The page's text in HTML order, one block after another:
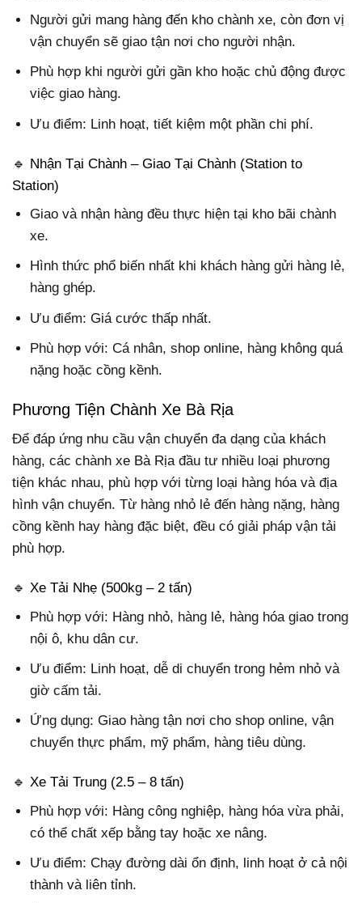
Người gửi mang hàng đến kho chành xe, còn đơn vị
vận chuyển sẽ giao tận nơi cho người nhận.
Phù hợp khi người gửi gần kho hoặc chủ động được
việc giao hàng.
Ưu điểm: Linh hoạt, tiết kiệm một phần chi phí.
🔹 Nhận Tại Chành – Giao Tại Chành (Station to
Station)
Giao và nhận hàng đều thực hiện tại kho bãi chành
xe.
Hình thức phổ biến nhất khi khách hàng gửi hàng lẻ,
hàng ghép.
Ưu điểm: Giá cước thấp nhất.
Phù hợp với: Cá nhân, shop online, hàng không quá
nặng hoặc cồng kềnh.
Phương Tiện Chành Xe Bà Rịa
Để đáp ứng nhu cầu vận chuyển đa dạng của khách
hàng, các chành xe Bà Rịa đầu tư nhiều loại phương
tiện khác nhau, phù hợp với từng loại hàng hóa và địa
hình vận chuyển. Từ hàng nhỏ lẻ đến hàng nặng, hàng
cồng kềnh hay hàng đặc biệt, đều có giải pháp vận tải
phù hợp.
🔹 Xe Tải Nhẹ (500kg – 2 tấn)
Phù hợp với: Hàng nhỏ, hàng lẻ, hàng hóa giao trong
nội ô, khu dân cư.
Ưu điểm: Linh hoạt, dễ di chuyển trong hẻm nhỏ và
giờ cấm tải.
Ứng dụng: Giao hàng tận nơi cho shop online, vận
chuyển thực phẩm, mỹ phẩm, hàng tiêu dùng.
🔹 Xe Tải Trung (2.5 – 8 tấn)
Phù hợp với: Hàng công nghiệp, hàng hóa vừa phải,
có thể chất xếp bằng tay hoặc xe nâng.
Ưu điểm: Chạy đường dài ổn định, linh hoạt ở cả nội
thành và liên tỉnh.